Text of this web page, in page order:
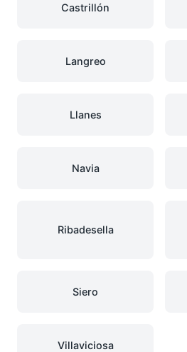
Castrillón
Langreo
Llanes
Navia
Ribadesella
Siero
Villaviciosa